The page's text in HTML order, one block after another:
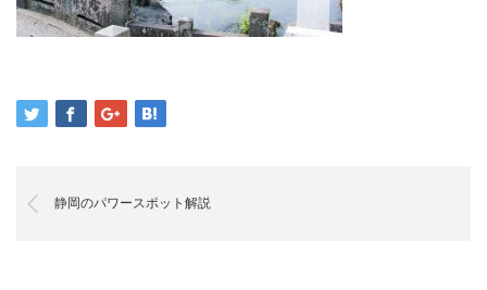
静岡のパワースポット解説